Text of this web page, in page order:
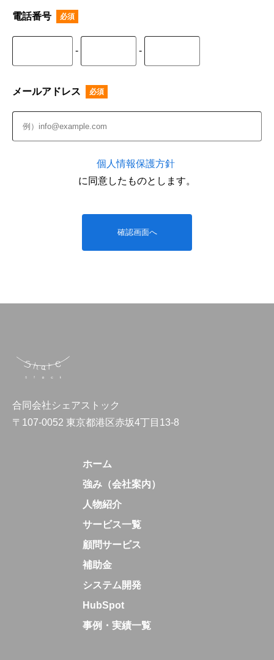
電話番号
- -
メールアドレス
個人情報保護方針
に同意したものとします。
合同会社シェアストック
〒107-0052 東京都港区赤坂4丁目13-8
ホーム
強み（会社案内）
人物紹介
サービス一覧
顧問サービス
補助金
システム開発
HubSpot
事例・実績一覧